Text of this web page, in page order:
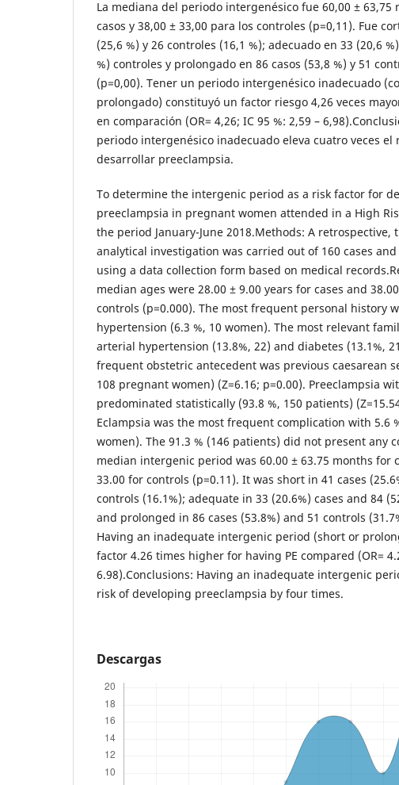
La mediana del periodo intergenésico fue 60,00 ± 63,75
casos y 38,00 ± 33,00 para los controles (p=0,11). Fue
(25,6 %) y 26 controles (16,1 %); adecuado en 33 (20,6
%) controles y prolongado en 86 casos (53,8 %) y 51
(p=0,00). Tener un periodo intergenésico inadecuado
prolongado) constituyó un factor riesgo 4,26 veces
en comparación (OR= 4,26; IC 95 %: 2,59 –
periodo intergenésico inadecuado eleva cuatro veces el
desarrollar preeclampsia.
To determine the intergenic period as a risk factor for
preeclampsia in pregnant women attended in a High
the period January-June 2018.Methods: A retrospective,
analytical investigation was carried out of 160 cases
using a data collection form based on medical
median ages were 28.00 ± 9.00 years for cases and
controls (p=0.000). The most frequent personal history
hypertension (6.3 %, 10 women). The most relevant
arterial hypertension (13.8%, 22) and diabetes (13.1%,
frequent obstetric antecedent was previous caesarean
108 pregnant women) (Z=6.16; p=0.00). Preeclampsia
predominated statistically (93.8 %, 150 patients)
Eclampsia was the most frequent complication with 5.6
women). The 91.3 % (146 patients) did not present any
median intergenic period was 60.00 ± 63.75 months for
33.00 for controls (p=0.11). It was short in 41 cases
controls (16.1%); adequate in 33 (20.6%) cases and 84
and prolonged in 86 cases (53.8%) and 51 controls
Having an inadequate intergenic period (short or
factor 4.26 times higher for having PE compared (OR=
6.98).Conclusions: Having an inadequate intergenic
risk of developing preeclampsia by four times.
Descargas